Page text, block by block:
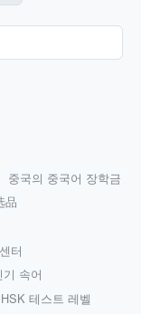
중국의 중국어 장학금
品
터
속어
HSK 테스트 레벨